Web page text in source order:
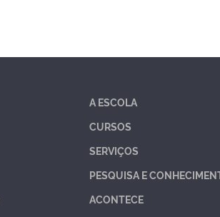
A ESCOLA
CURSOS
SERVIÇOS
PESQUISA E
ACONTECE